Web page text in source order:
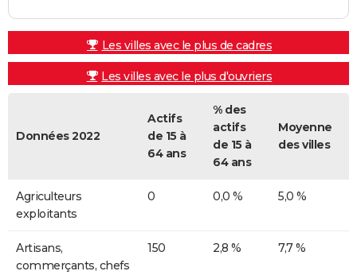
Les villes avec le plus de cadres
Les villes avec le plus d'ouvriers
Données 2022
Actifs
de 15 à
64 ans
% des
actifs
de 15 à
64 ans
Moyenne
des villes
Agriculteurs
exploitants
0 0,0 % 5,0 %
Artisans,
commerçants, chefs
150 2,8 % 7,7 %